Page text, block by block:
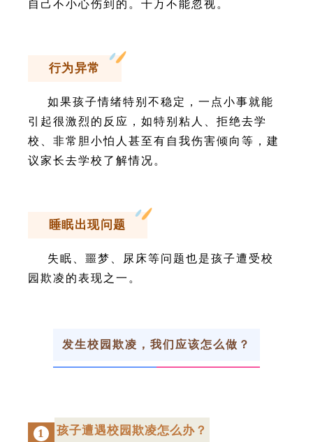
自己不小心伤到的。千万不能忽视。
行为异常
如果孩子情绪特别不稳定，一点小事就能
引起很激烈的反应，如特别粘人、拒绝去学
校、非常胆小怕人甚至有自我伤害倾向等，建
议家长去学校了解情况。
睡眠出现问题
失眠、噩梦、尿床等问题也是孩子遭受校
园欺凌的表现之一。
发生校园欺凌，我们应该怎么做？
1 孩子遭遇校园欺凌怎么办？